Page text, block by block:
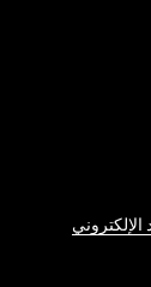
الإلكتروني